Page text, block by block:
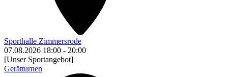
Sporthalle Zimmersrode
07.08.2026 18:00 - 20:00
[Unser Sportangebot]
Gerätturnen